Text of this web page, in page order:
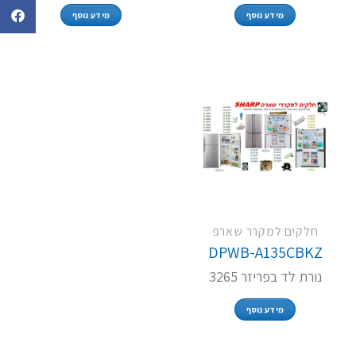
מידע נוסף מידע נוסף
חלקים למקרר שארפ
DPWB-A135CBKZ
נורת לד בפריזר 3265
מידע נוסף